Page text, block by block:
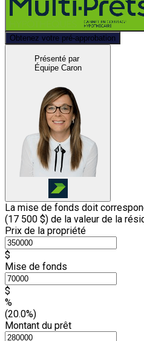
Obtenez votre pré-approbation
Présenté par
Équipe Caron
La mise de fonds doit
(17 500 $) de la valeur de la
Prix de la propriété
$
Mise de fonds
$
%
(20.0%)
Montant du prêt